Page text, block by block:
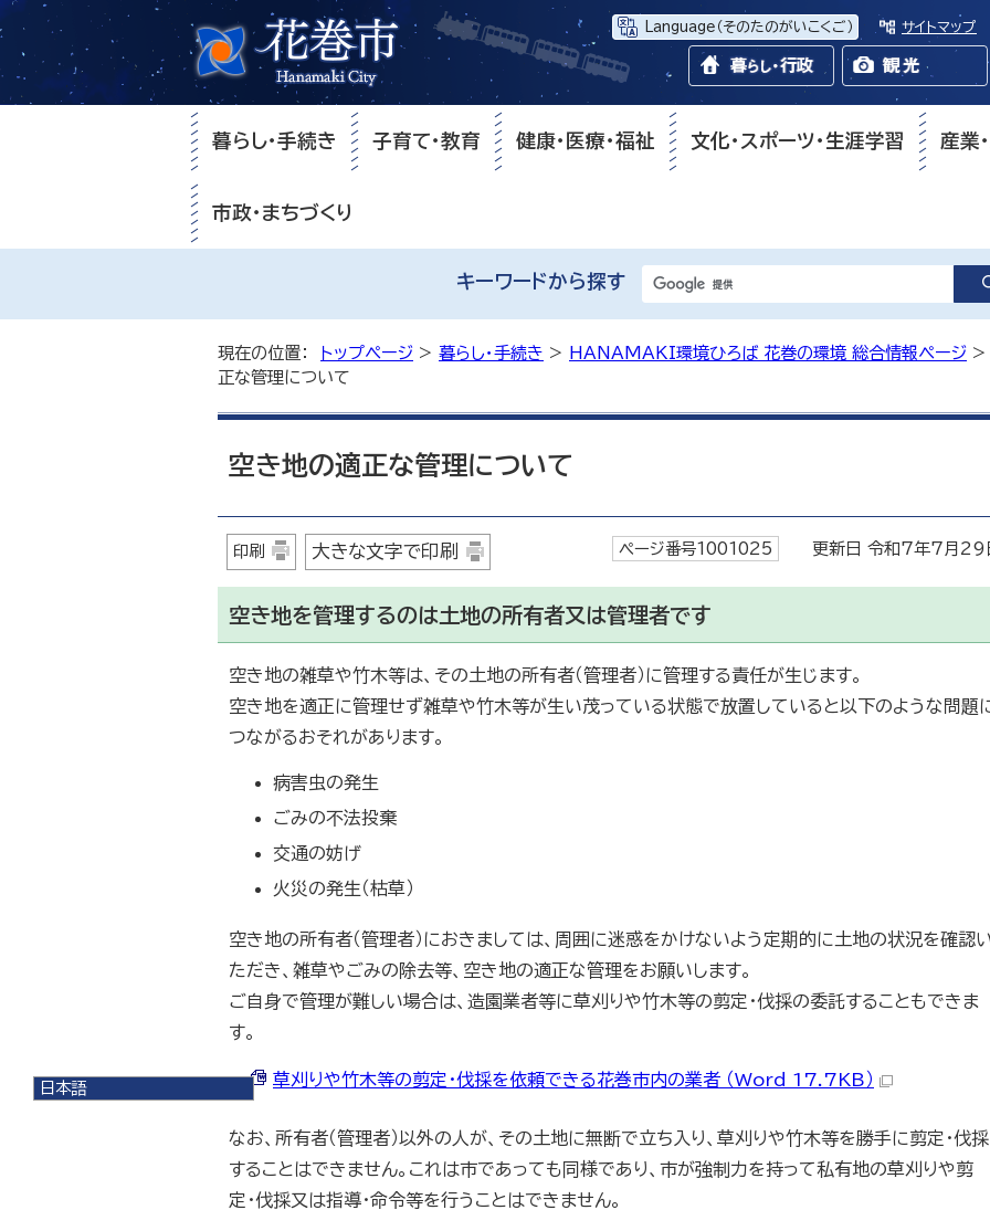
Language （そのたのがいこくご） サイトマップ
日本語
暮らし・手続き 子育て・教育 健康・医療・福祉 文化・スポーツ・生涯学習 産業
市政・まちづくり
キーワードから探す
現在の位置： トップページ > 暮らし・手続き > HANAMAKI環境ひろば 花巻の環境 総合情報ページ
正な管理について
空き地の適正な管理について
印刷 大きな文字で印刷 ページ番号1001025 更新日 令和7年7月29
空き地を管理するのは土地の所有者又は管理者です
空き地の雑草や竹木等は、その土地の所有者（管理者）に管理する責任が生じます。
空き地を適正に管理せず雑草や竹木等が生い茂っている状態で放置していると以下のような問題
つながるおそれがあります。
病害虫の発生
ごみの不法投棄
交通の妨げ
火災の発生（枯草）
空き地の所有者（管理者）におきましては、周囲に迷惑をかけないよう定期的に土地の状況を確認
ただき、雑草やごみの除去等、空き地の適正な管理をお願いします。
ご自身で管理が難しい場合は、造園業者等に草刈りや竹木等の剪定・伐採の委託することもできま
す。
草刈りや竹木等の剪定・伐採を依頼できる花巻市内の業者 （Word 17.7KB）
なお、所有者（管理者）以外の人が、その土地に無断で立ち入り、草刈りや竹木等を勝手に剪定・伐採
することはできません。これは市であっても同様であり、市が強制力を持って私有地の草刈りや剪
定・伐採又は指導・命令等を行うことはできません。